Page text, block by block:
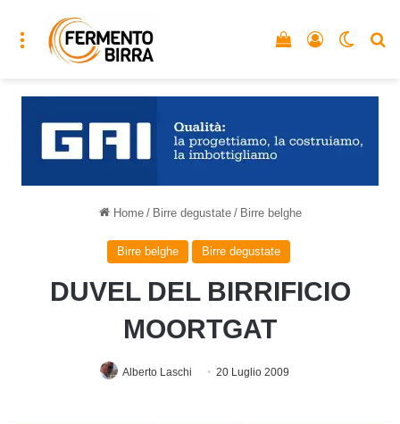
Menu Accedi
Vedi il carrello
Home / Birre degustate / Birre belghe
Birre belghe Birre degustate
DUVEL DEL BIRRIFICIO
MOORTGAT
Alberto Laschi 20 Luglio 2009